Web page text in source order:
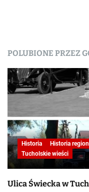
POLUBIONE PRZEZ
Historia Historia
Tucholskie wieści
Ulica Świecka w